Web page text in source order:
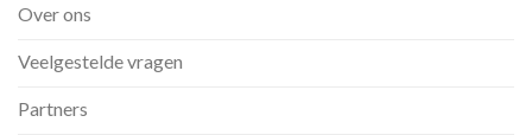
Over ons
Veelgestelde vragen
Partners